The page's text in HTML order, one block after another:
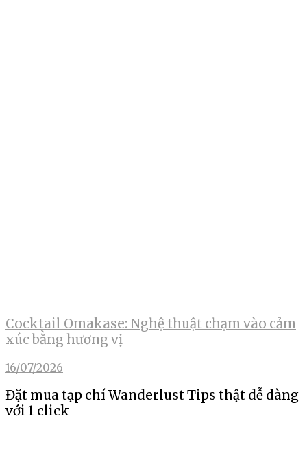
Cocktail Omakase: Nghệ thuật chạm vào cảm
xúc bằng hương vị
16/07/2026
Đặt mua tạp chí Wanderlust Tips thật dễ dàng
với 1 click